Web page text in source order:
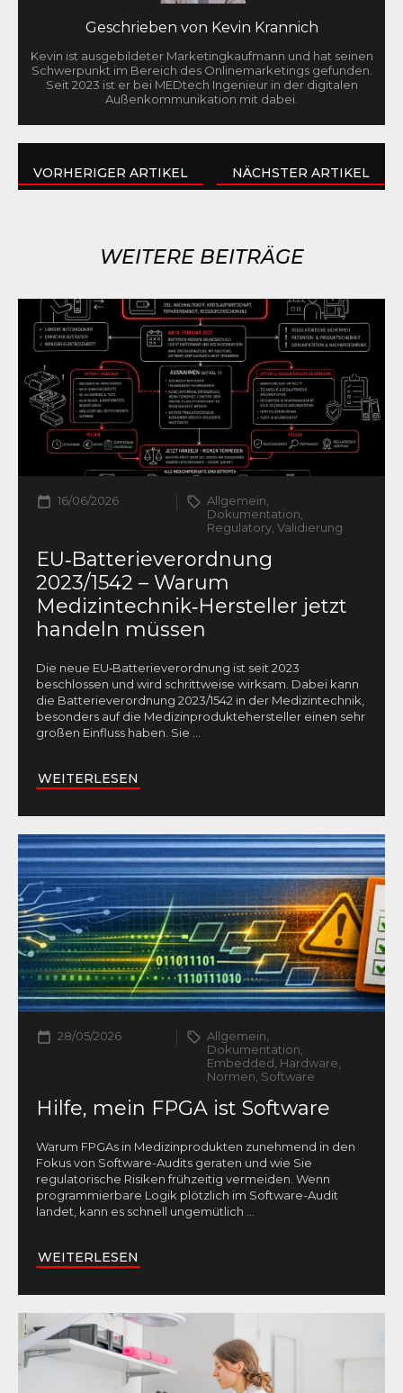
Geschrieben von Kevin Krannich
Kevin ist ausgebildeter Marketingkaufmann und hat seinen
Schwerpunkt im Bereich des Onlinemarketings gefunden.
Seit 2023 ist er bei MEDtech Ingenieur in der digitalen
Außenkommunikation mit dabei.
VORHERIGER ARTIKEL NÄCHSTER ARTIKEL
WEITERE BEITRÄGE
16/06/2026
Allgemein,
Dokumentation,
Regulatory, Validierung
EU‑Batterieverordnung
2023/1542 – Warum
Medizintechnik‑Hersteller jetzt
handeln müssen
Die neue EU‑Batterieverordnung ist seit 2023
beschlossen und wird schrittweise wirksam. Dabei kann
die Batterieverordnung 2023/1542 in der Medizintechnik,
besonders auf die Medizinproduktehersteller einen sehr
großen Einfluss haben. Sie
WEITERLESEN
28/05/2026
Allgemein,
Dokumentation,
Embedded, Hardware,
Normen, Software
Hilfe, mein FPGA ist Software
Warum FPGAs in Medizinprodukten zunehmend in den
Fokus von Software-Audits geraten und wie Sie
regulatorische Risiken frühzeitig vermeiden. Wenn
programmierbare Logik plötzlich im Software-Audit
landet, kann es schnell ungemütlich
WEITERLESEN